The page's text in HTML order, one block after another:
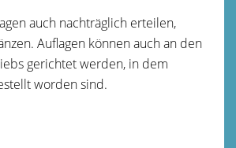
auch nachträglich erteilen,
Auflagen können auch an den
gerichtet werden, in dem
worden sind.